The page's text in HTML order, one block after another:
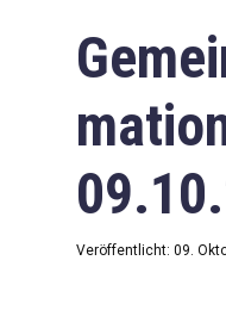
Veröffentlicht: 09.